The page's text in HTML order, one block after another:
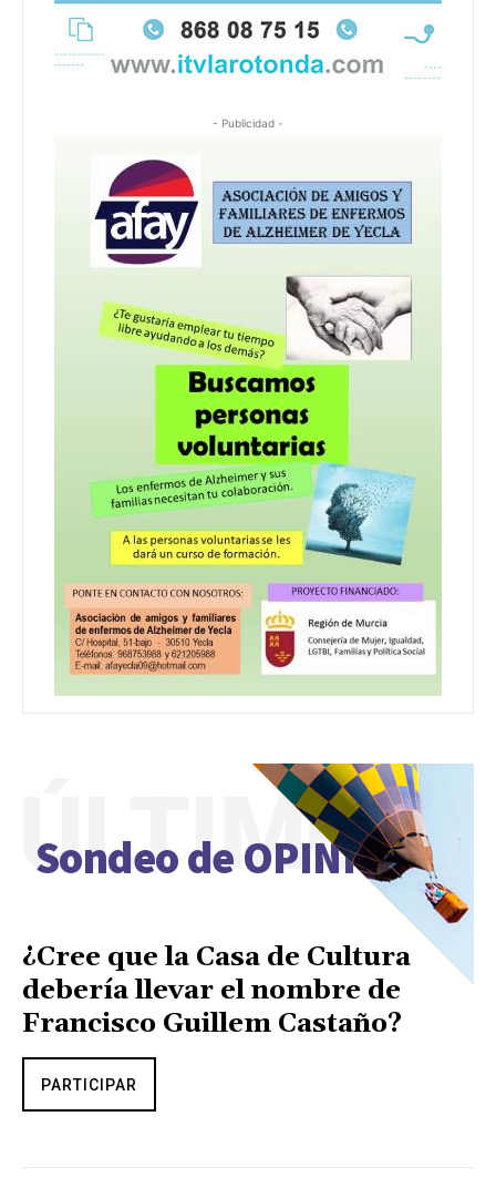
- Publicidad -
Sondeo de OPINIÓN
ÚLTIMO
¿Cree que la Casa de Cultura
debería llevar el nombre de
Francisco Guillem Castaño?
PARTICIPAR